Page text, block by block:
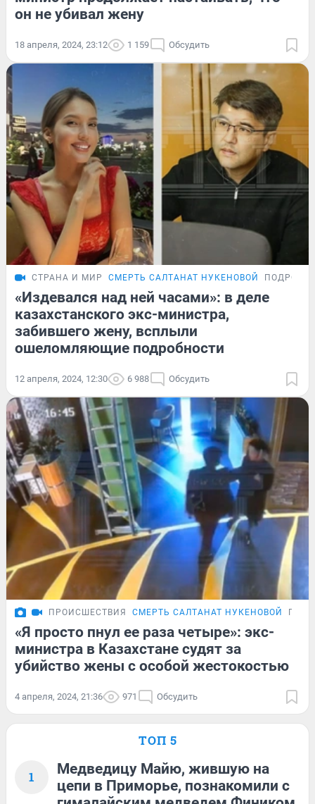
он не убивал жену
18 апреля, 2024, 23:12 1 159 Обсудить
СТРАНА И МИР СМЕРТЬ САЛТАНАТ НУКЕНОВОЙ
«Издевался над ней часами»: в деле
казахстанского экс-министра,
забившего жену, всплыли
ошеломляющие подробности
12 апреля, 2024, 12:30 6 988 Обсудить
ПРОИСШЕСТВИЯ СМЕРТЬ САЛТАНАТ НУКЕНОВОЙ
«Я просто пнул ее раза четыре»: экс-
министра в Казахстане судят за
убийство жены с особой жестокостью
4 апреля, 2024, 21:36 971 Обсудить
ТОП 5
1
Медведицу Майю, жившую на
цепи в Приморье, познакомили с